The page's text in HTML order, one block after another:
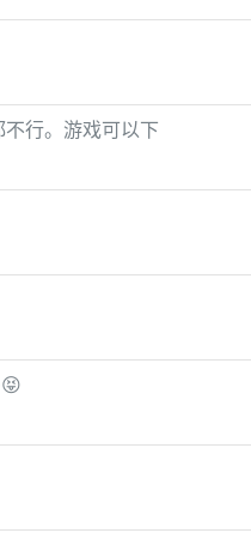
行。游戏可以下